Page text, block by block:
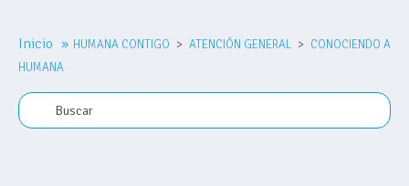
Nosotros
Comprar plan
Inicio » HUMANA CONTIGO ATENCIÓN GENERAL
CONOCIENDO A
HUMANA